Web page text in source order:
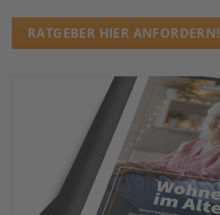
RATGEBER HIER ANFORDERN!